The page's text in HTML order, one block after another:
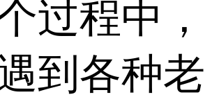
过程中，
到各种老